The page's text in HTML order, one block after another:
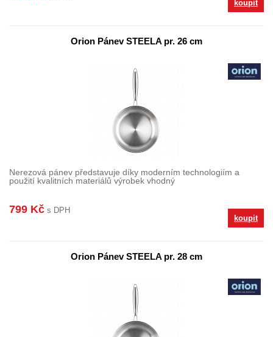
koupit
Orion Pánev STEELA pr. 26 cm
Nerezová pánev představuje díky moderním technologiím a
použití kvalitních materiálů výrobek vhodný
799 Kč s DPH
koupit
Orion Pánev STEELA pr. 28 cm